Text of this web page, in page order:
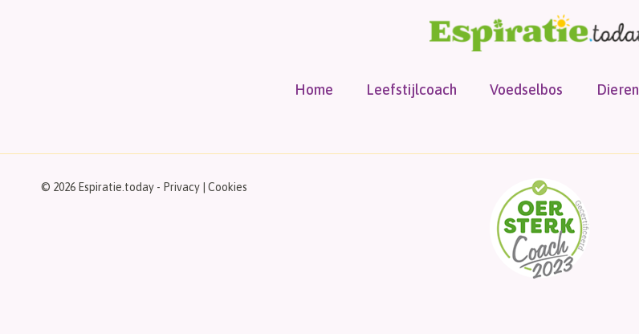
Home Leefstijlcoach Voedselbos Dieren
© 2026 Espiratie.today - Privacy Cookies